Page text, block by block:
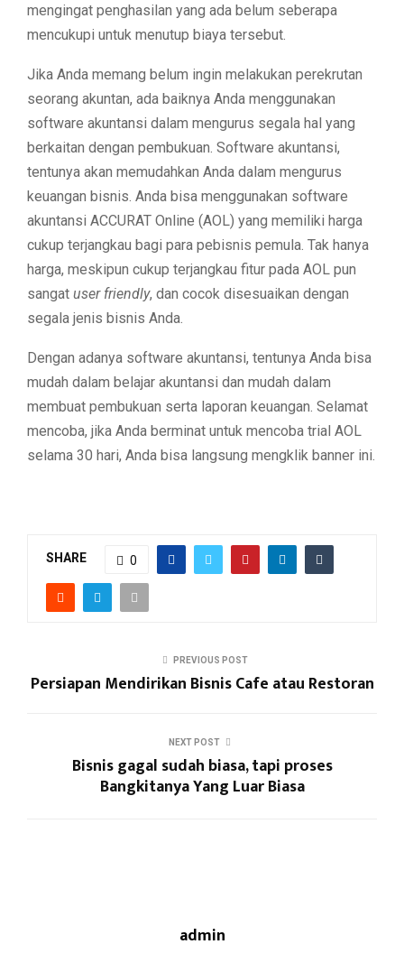
mengingat penghasilan yang ada belum seberapa
mencukupi untuk menutup biaya tersebut.
Jika Anda memang belum ingin melakukan perekrutan
seorang akuntan, ada baiknya Anda menggunakan
software akuntansi dalam mengurus segala hal yang
berkaitan dengan pembukuan. Software akuntansi,
tentunya akan memudahkan Anda dalam mengurus
keuangan bisnis. Anda bisa menggunakan software
akuntansi ACCURAT Online (AOL) yang memiliki harga
cukup terjangkau bagi para pebisnis pemula. Tak hanya
harga, meskipun cukup terjangkau fitur pada AOL pun
sangat user friendly, dan cocok disesuaikan dengan
segala jenis bisnis Anda.
Dengan adanya software akuntansi, tentunya Anda bisa
mudah dalam belajar akuntansi dan mudah dalam
membuat pembukuan serta laporan keuangan. Selamat
mencoba, jika Anda berminat untuk mencoba trial AOL
selama 30 hari, Anda bisa langsung mengklik banner ini.
SHARE 0
PREVIOUS POST
Persiapan Mendirikan Bisnis Cafe atau Restoran
NEXT POST
Bisnis gagal sudah biasa, tapi proses
Bangkitanya Yang Luar Biasa
admin